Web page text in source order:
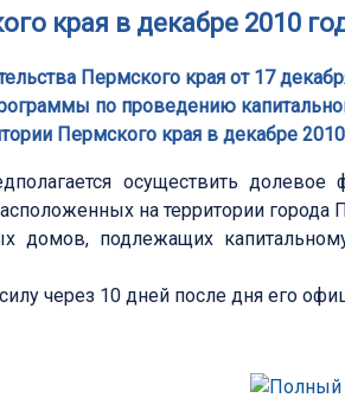
края в декабре 2010
Пермского края от 17
по проведению
Пермского края в декабре
осуществить долевое
на территории города
домов, подлежащих
через 10 дней после дня его